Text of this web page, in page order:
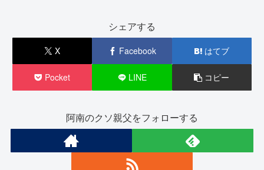
シェアする
X Facebook はてブ
Pocket LINE コピー
阿南のクソ親父をフォローする